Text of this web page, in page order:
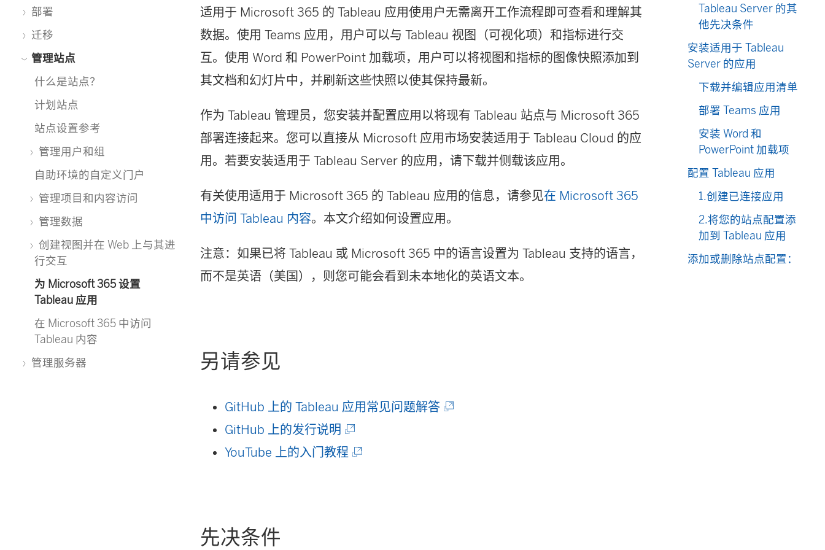
部署
迁移
管理站点
什么是站点？
计划站点
站点设置参考
管理用户和组
自助环境的自定义门户
管理项目和内容访问
管理数据
创建视图并在 Web 上与其进
行交互
为 Microsoft 365 设置
Tableau 应用
在 Microsoft 365 中访问
Tableau 内容
管理服务器
适用于 Microsoft 365 的 Tableau 应用使用户无需离开工作流程即可查看和理解其
数据。使用 Teams 应用，用户可以与 Tableau 视图（可视化项）和指标进行交
互。使用 Word 和 PowerPoint 加载项，用户可以将视图和指标的图像快照添加到
其文档和幻灯片中，并刷新这些快照以使其保持最新。
作为 Tableau 管理员，您安装并配置应用以将现有 Tableau 站点与 Microsoft 365
部署连接起来。您可以直接从 Microsoft 应用市场安装适用于 Tableau Cloud 的应
用。若要安装适用于 Tableau Server 的应用，请下载并侧载该应用。
有关使用适用于 Microsoft 365 的 Tableau 应用的信息，请参见在 Microsoft 365
中访问 Tableau 内容。本文介绍如何设置应用。
注意：如果已将 Tableau 或 Microsoft 365 中的语言设置为 Tableau 支持的语言，
而不是英语（美国），则您可能会看到未本地化的英语文本。
另请参见
GitHub 上的 Tableau 应用常见问题解答 (
GitHub 上的发行说明 (
链
YouTube 上的入门教程 (
先决条件
Tableau Server 的其
他先决条件
安装适用于 Tableau
Server 的应用
下载并编辑应用清单
部署 Teams 应用
安装 Word 和
PowerPoint 加载项
配置 Tableau 应用
1.创建已连接应用
2.将您的站点配置添
加到 Tableau 应用
添加或删除站点配置：